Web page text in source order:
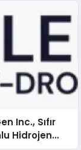
Inc., Sıfır
Hidrojen